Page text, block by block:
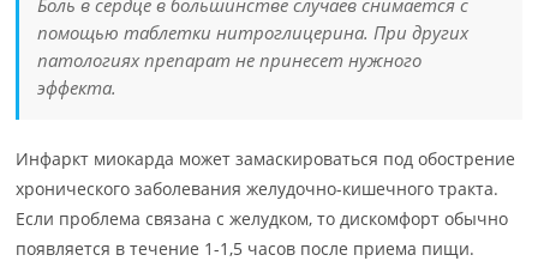
Боль в сердце в большинстве случаев снимается с
помощью таблетки нитроглицерина. При других
патологиях препарат не принесет нужного
эффекта.
Инфаркт миокарда может замаскироваться под обострение
хронического заболевания желудочно-кишечного тракта.
Если проблема связана с желудком, то дискомфорт обычно
появляется в течение 1-1,5 часов после приема пищи.